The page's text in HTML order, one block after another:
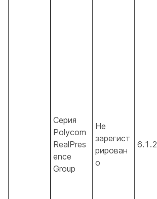
Серия
Polycom
RealPres
ence
Group
Не
зарегист
рирован
о
6.1.2